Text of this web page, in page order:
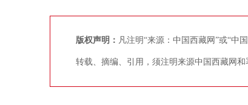
版权声明： 凡注明“来源：中国西藏网”或“中
转载、摘编、引用，须注明来源中国西藏网